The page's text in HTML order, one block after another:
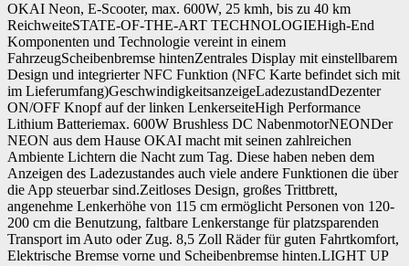
OKAI Neon, E-Scooter, max. 600W, 25 kmh, bis zu 40 km
ReichweiteSTATE-OF-THE-ART TECHNOLOGIEHigh-End
Komponenten und Technologie vereint in einem
FahrzeugScheibenbremse hintenZentrales Display mit einstellbarem
Design und integrierter NFC Funktion (NFC Karte befindet sich mit
im Lieferumfang)GeschwindigkeitsanzeigeLadezustandDezenter
ON/OFF Knopf auf der linken LenkerseiteHigh Performance
Lithium Batteriemax. 600W Brushless DC NabenmotorNEONDer
NEON aus dem Hause OKAI macht mit seinen zahlreichen
Ambiente Lichtern die Nacht zum Tag. Diese haben neben dem
Anzeigen des Ladezustandes auch viele andere Funktionen die über
die App steuerbar sind.Zeitloses Design, großes Trittbrett,
angenehme Lenkerhöhe von 115 cm ermöglicht Personen von 120-
200 cm die Benutzung, faltbare Lenkerstange für platzsparenden
Transport im Auto oder Zug. 8,5 Zoll Räder für guten Fahrtkomfort,
Elektrische Bremse vorne und Scheibenbremse hinten.LIGHT UP